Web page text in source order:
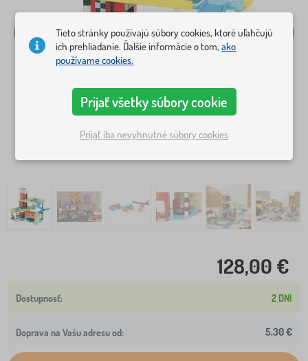
128,00 €
2 DNI
Doprava na Vašu adresu od: 5,30 €
Tieto stránky používajú súbory cookies, ktoré uľahčujú
ich prehliadanie. Ďalšie informácie o tom,ako
používame cookies.
Prijať všetky súbory cookie
Prijať iba nevyhnutné súbory cookies